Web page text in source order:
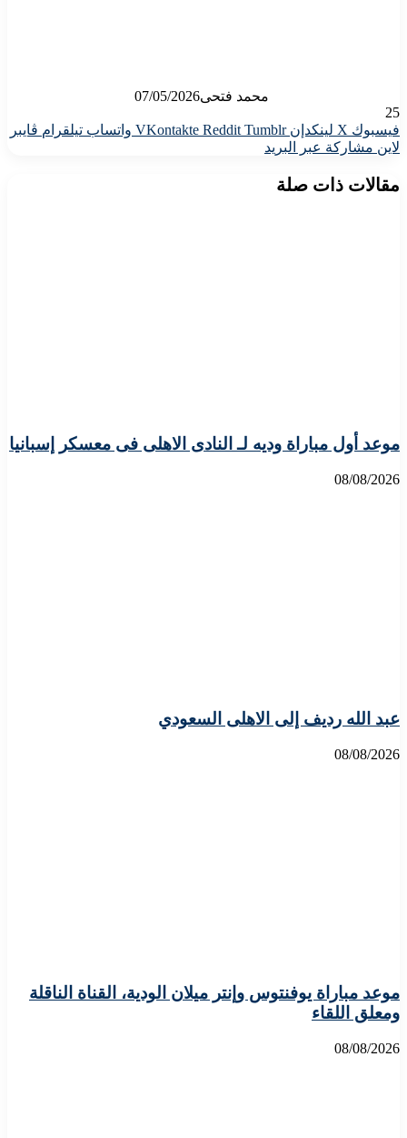
محمد فتحى07/05/2026
25
فيسبوك X لينكدإن واتساب تيلقرام ڤايبر
لاين مشاركة عبر البريد
مقالات ذات صلة
موعد أول مباراة وديه لـ النادى الاهلى فى معسكر إسبانيا
08/08/2026
عبد الله رديف إلى الاهلى السعودي
08/08/2026
موعد مباراة يوفنتوس وإنتر ميلان الودية، القناة الناقلة
ومعلق اللقاء
08/08/2026